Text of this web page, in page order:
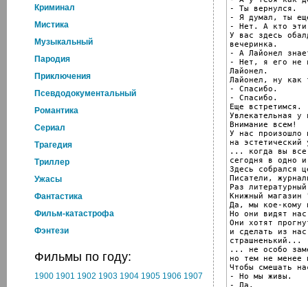
Криминал
Мистика
Музыкальный
Пародия
Приключения
Псевдодокументальный
Романтика
Cериал
Трагедия
Триллер
Ужасы
Фантастика
Фильм-катастрофа
Фэнтези
Фильмы по году:
1900 1901 1902 1903 1904 1905 1906 1907
- Ты вернулся.
- Я думал, ты
- Нет. А кто эти
У вас здесь
вечеринка.
- А Лайонел
- Нет, я его не
Лайонел.
Лайонел, ну как
- Спасибо.
- Спасибо.
Еще встретимся.
Увлекательная у
Внимание всем!
У нас произошло
на эстетический
... когда вы все
сегодня в одно
Здесь собрался
Писатели,
Раз
Книжный
Да, мы кое-кому
Но они видят
Они хотят
и сделать из
страшненький...
... не особо
но тем не менее
Чтобы смешать
- Но мы живы.
- Да.